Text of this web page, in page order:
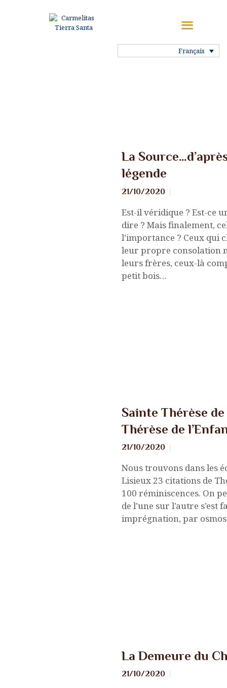
Français
ACCUEIL
MA VOCATION
NOUS CONTACTER
La
légende
21/10/2020
Est-il véridique ? Est-ce
dire ? Mais finalement,
l’importance ? Ceux qui
leur propre consolation
leurs frères, ceux-là
petit bois…
Sainte Thérèse
Thérèse de
21/10/2020
Nous trouvons dans les
Lisieux 23 citations de
100 réminiscences. On
de l’une sur l’autre s’est
imprégnation, par
La Demeure du
21/10/2020